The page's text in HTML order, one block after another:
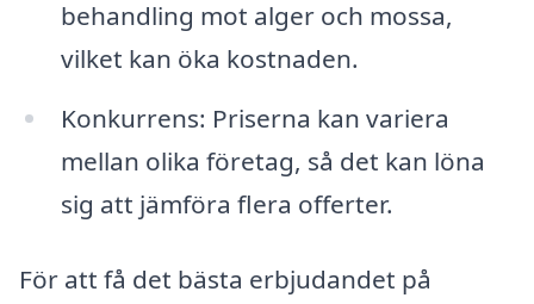
behandling mot alger och mossa,
vilket kan öka kostnaden.
Konkurrens: Priserna kan variera
mellan olika företag, så det kan löna
sig att jämföra flera offerter.
För att få det bästa erbjudandet på